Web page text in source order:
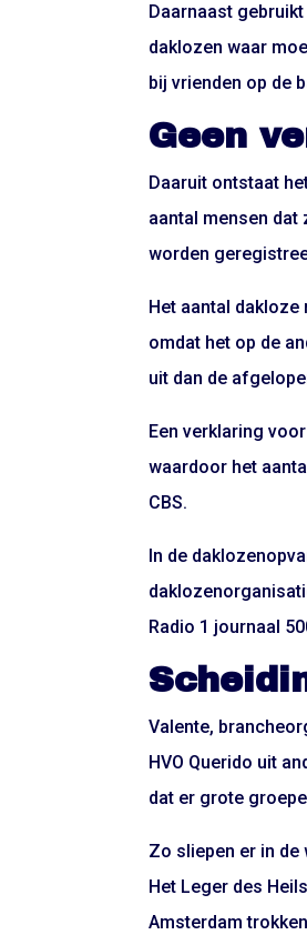
Daarnaast
daklozen waar
bij vrienden op de
Geen
Daaruit ontstaat
aantal mensen dat
worden
Het aantal
omdat het op de
uit dan de
Een verklaring
waardoor het
CBS.
In de
Radio 1 journaal
Valente,
HVO Querido uit
dat er grote
Zo sliepen er in
Het Leger des
Amsterdam